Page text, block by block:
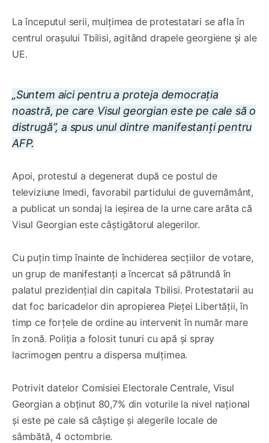
La începutul serii, mulțimea de protestatari se afla în
centrul orașului Tbilisi, agitând drapele georgiene și ale
UE.
„Suntem aici pentru a proteja democrația
noastră, pe care Visul georgian este pe cale să o
distrugă”, a spus unul dintre manifestanți pentru
AFP.
Apoi, protestul a degenerat după ce postul de
televiziune Imedi, favorabil partidului de guvernământ,
a publicat un sondaj la ieșirea de la urne care arăta că
Visul Georgian este câștigătorul alegerilor.
Cu puțin timp înainte de închiderea secțiilor de votare,
un grup de manifestanți a încercat să pătrundă în
palatul prezidențial din capitala Tbilisi. Protestatarii au
dat foc baricadelor din apropierea Pieței Libertății, în
timp ce forțele de ordine au intervenit în număr mare
în zonă. Poliția a folosit tunuri cu apă și spray
lacrimogen pentru a dispersa mulțimea.
Potrivit datelor Comisiei Electorale Centrale, Visul
Georgian a obținut 80,7% din voturile la nivel național
și este pe cale să câștige și alegerile locale de
sâmbătă, 4 octombrie.